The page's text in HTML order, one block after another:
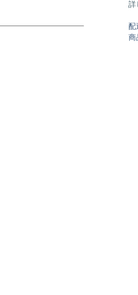
詳
配
商